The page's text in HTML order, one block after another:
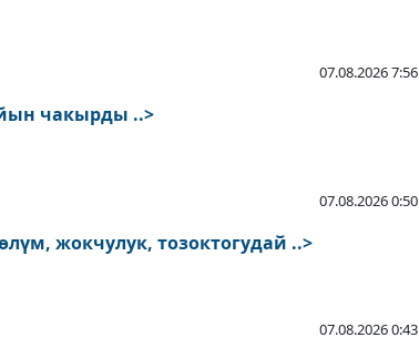
07.08.2026 7:56
чакырды ..>
07.08.2026 0:50
жокчулук, тозоктогудай ..>
07.08.2026 0:43